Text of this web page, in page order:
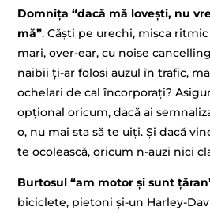
Domnița “dacă mă lovești, nu
mă”. Căști pe urechi, mișca
mari, over-ear, cu noise
naibii ți-ar folosi auzul în trafic,
ochelari de cal încorporați?
opțional oricum, dacă ai
o, nu mai sta să te uiți. Și dacă
te ocolească, oricum n-auzi nici
Burtosul “am motor și sunt
biciclete, pietoni și-un Harley-